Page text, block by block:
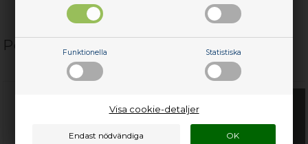
Funktionella Statistiska
Visa cookie-detaljer
Populära relaterade produkter